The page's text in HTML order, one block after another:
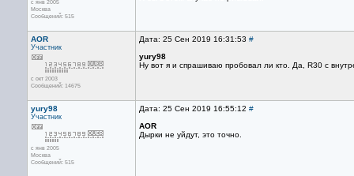
с янв 2005
Москва
Сообщений: 515
AOR
Участник
с окт 2003
Сообщений: 14675
Дата: 25 Сен 2019 16:31:53 #
yury98
Ну вот я и спрашиваю пробовал ли кто. Да, R30 с
yury98
Участник
с янв 2005
Москва
Сообщений: 515
Дата: 25 Сен 2019 16:55:12 #
AOR
Дырки не уйдут, это точно.